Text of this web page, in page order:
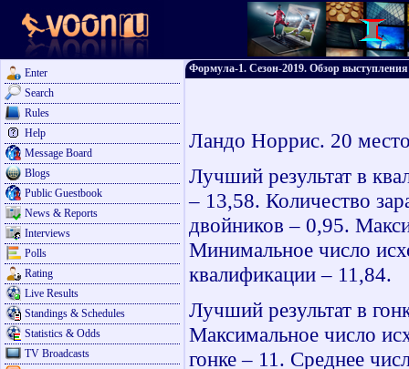
Enter
Search
Rules
Help
Message Board
Blogs
Public Guestbook
News & Reports
Interviews
Polls
Rating
Live Results
Standings & Schedules
Statistics & Odds
TV Broadcasts
Формула-1. Сезон-2019. Обзор
Ландо Норрис. 20
Лучший результат в
– 13,58. Количество
двойников – 0,95.
Минимальное число
квалификации – 11,84.
Лучший результат в
Максимальное число
гонке – 11. Среднее